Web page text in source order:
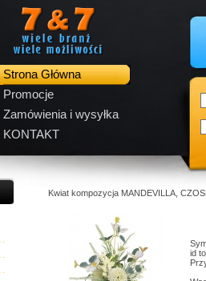
Strona Główna
Promocje
Zamówienia i wysyłka
KONTAKT
Kwiat kompozycja MANDEVILLA,
id